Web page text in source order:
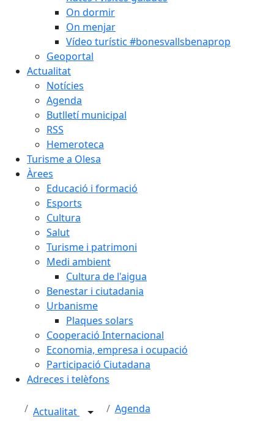
On dormir
On menjar
Vídeo turístic #bonesvallsbenaprop
Geoportal
Actualitat
Notícies
Agenda
Butlletí municipal
RSS
Hemeroteca
Turisme a Olesa
Àrees
Educació i formació
Esports
Cultura
Salut
Turisme i patrimoni
Medi ambient
Cultura de l'aigua
Benestar i ciutadania
Urbanisme
Plaques solars
Cooperació Internacional
Economia, empresa i ocupació
Participació Ciutadana
Adreces i telèfons
Actualitat Agenda